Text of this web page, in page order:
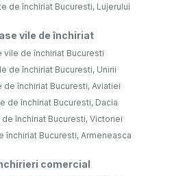
de închiriat Bucuresti, Lujerului
vile de închiriat
vile de închiriat Bucuresti
de închiriat Bucuresti, Unirii
de închiriat Bucuresti, Aviatiei
de închiriat Bucuresti, Dacia
închiriat Bucuresti, Victoriei
închiriat Bucuresti, Armeneasca
comercial